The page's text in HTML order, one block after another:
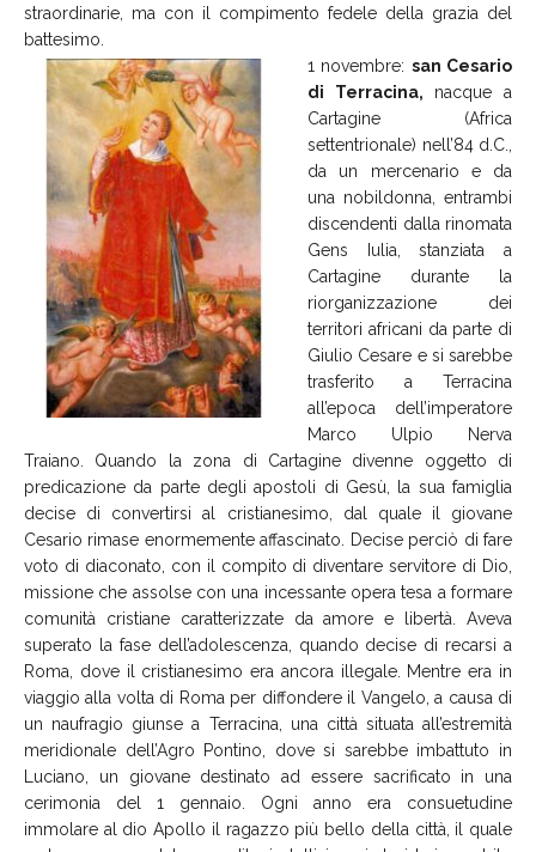
straordinarie, ma con il compimento fedele della grazia del
battesimo.
1 novembre: san Cesario
di Terracina, nacque a
Cartagine (Africa
settentrionale) nell’84 d.C.,
da un mercenario e da
una nobildonna, entrambi
discendenti dalla rinomata
Gens Iulia, stanziata a
Cartagine durante la
riorganizzazione dei
territori africani da parte di
Giulio Cesare e si sarebbe
trasferito a Terracina
all’epoca dell’imperatore
Marco Ulpio Nerva
Traiano. Quando la zona di Cartagine divenne oggetto di
predicazione da parte degli apostoli di Gesù, la sua famiglia
decise di convertirsi al cristianesimo, dal quale il giovane
Cesario rimase enormemente affascinato. Decise perciò di fare
voto di diaconato, con il compito di diventare servitore di Dio,
missione che assolse con una incessante opera tesa a formare
comunità cristiane caratterizzate da amore e libertà. Aveva
superato la fase dell’adolescenza, quando decise di recarsi a
Roma, dove il cristianesimo era ancora illegale. Mentre era in
viaggio alla volta di Roma per diffondere il Vangelo, a causa di
un naufragio giunse a Terracina, una città situata all’estremità
meridionale dell’Agro Pontino, dove si sarebbe imbattuto in
Luciano, un giovane destinato ad essere sacrificato in una
cerimonia del 1 gennaio. Ogni anno era consuetudine
immolare al dio Apollo il ragazzo più bello della città, il quale